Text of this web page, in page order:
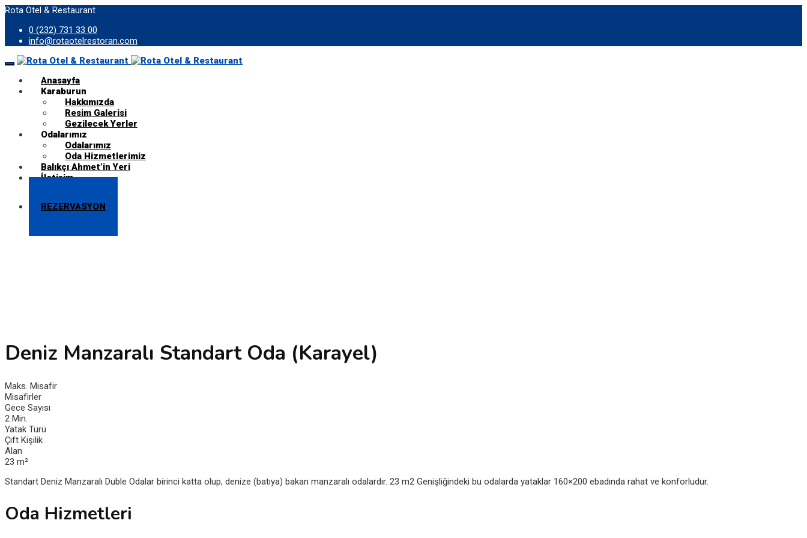
Rota Otel & Restaurant
0 (232) 731 33 00
info@rotaotelrestoran.com
Anasayfa
Karaburun
Hakkımızda
Resim Galerisi
Gezilecek Yerler
Odalarımız
Odalarımız
Oda Hizmetlerimiz
Balıkçı Ahmet’in Yeri
İletişim
REZERVASYON
Deniz Manzaralı Standart Oda (Karayel)
Maks. Misafir
Misafirler
Gece Sayısı
2 Min.
Yatak Türü
Çift Kişilik
Alan
23 m²
Standart Deniz Manzaralı Duble Odalar birinci katta olup, denize (batıya) bakan manzaralı odalardır. 23 m2 Genişliğindeki bu odalarda yataklar 160×200 ebadında rahat ve konforludur.
Oda Hizmetleri